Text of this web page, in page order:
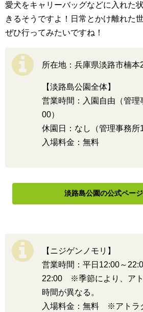
愛犬をキャリーバッグなどに入れた
きるそうですよ！日常とかけ離れた
ぜひ行ってみたいですね！
所在地：兵庫県淡路市楠本
【淡路島公園全体】
営業時間：入園自由（管理
00）
休園日：なし（管理事務所
入場料金：無料
淡路島公園の公式ペー
【ニジゲンノモリ】
営業時間：平日12:00～
22:00 ※季節により、アト
時間が異なる。
入場料金：無料 ※アトラ